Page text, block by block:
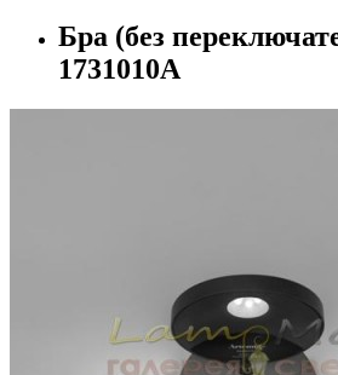
Бра (без
1731010A